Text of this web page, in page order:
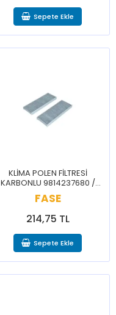
Sepete Ekle
KLİMA POLEN FİLTRESİ
KARBONLU 9814237680 /
CELYSEE 301
FASE
214,75 TL
Sepete Ekle